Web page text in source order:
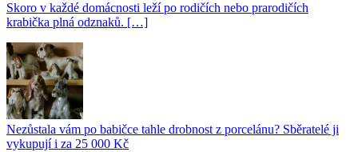
Skoro v každé domácnosti leží po rodičích nebo prarodičích
krabička plná odznaků. […]
Nezůstala vám po babičce tahle drobnost z porcelánu? Sběratelé ji
vykupují i za 25 000 Kč